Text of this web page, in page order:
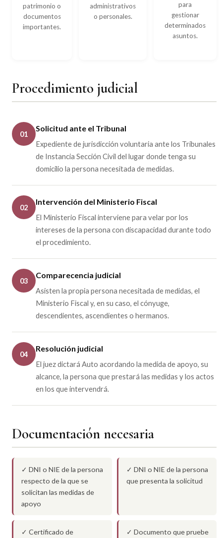
patrimonio o
documentos
importantes.
administrativos
o personales.
para
gestionar
determinados
asuntos.
Procedimiento judicial
01
Solicitud ante el Tribunal
Expediente de jurisdicción voluntaria ante los Tribunales
de Instancia Sección Civil del lugar donde tenga su
domicilio la persona necesitada de medidas.
02
Intervención del Ministerio Fiscal
El Ministerio Fiscal interviene para velar por los
intereses de la persona con discapacidad durante todo
el procedimiento.
03
Comparecencia judicial
Asisten la propia persona necesitada de medidas, el
Ministerio Fiscal y, en su caso, el cónyuge,
descendientes, ascendientes o hermanos.
04
Resolución judicial
El juez dictará Auto acordando la medida de apoyo, su
alcance, la persona que prestará las medidas y los actos
en los que intervendrá.
Documentación necesaria
✓ DNI o NIE de la persona
respecto de la que se
solicitan las medidas de
apoyo
✓ DNI o NIE de la persona
que presenta la solicitud
✓ Certificado de
✓ Documento que pruebe